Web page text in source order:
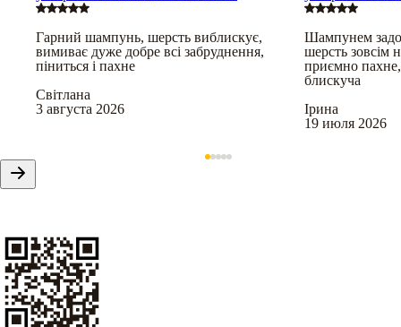
Гарний шампунь, шерсть виблискує,
вимиває дуже добре всі забруднення,
піниться і пахне
Світлана
3 августа 2026
Шампунем
шерсть зовсім
приємно
блискуча
Ірина
19 июля 2026